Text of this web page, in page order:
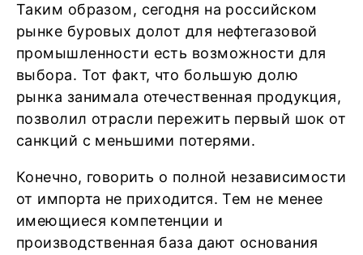
Таким образом, сегодня на российском
рынке буровых долот для нефтегазовой
промышленности есть возможности для
выбора. Тот факт, что большую долю
рынка занимала отечественная продукция,
позволил отрасли пережить первый шок от
санкций с меньшими потерями.
Конечно, говорить о полной независимости
от импорта не приходится. Тем не менее
имеющиеся компетенции и
производственная база дают основания